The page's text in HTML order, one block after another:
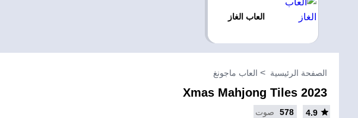
العاب الغاز
الصفحة الرئيسية العاب ماجونغ
Xmas Mahjong Tiles 2023
4.9
578 صوت